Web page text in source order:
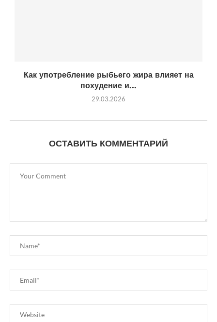
Как употребление рыбьего жира влияет на
похудение и...
29.03.2026
ОСТАВИТЬ КОММЕНТАРИЙ